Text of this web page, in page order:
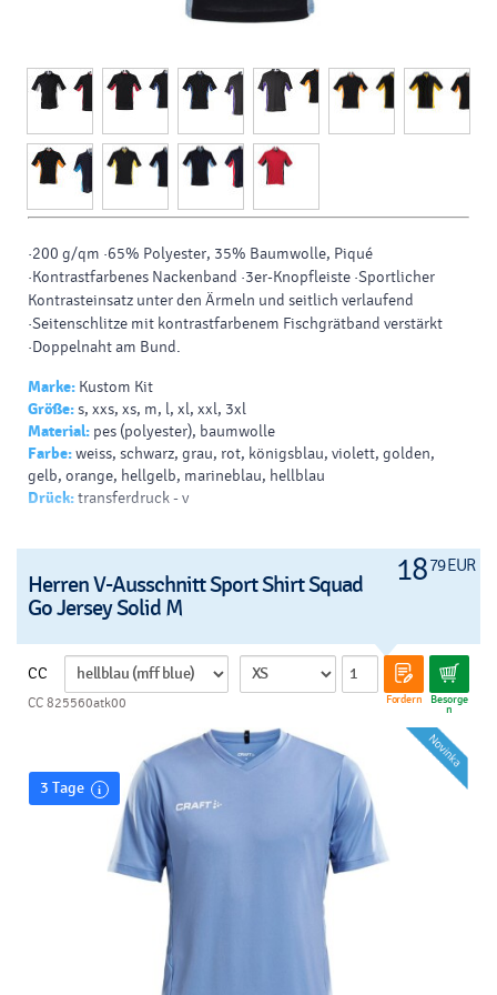
·200 g/qm ·65% Polyester, 35% Baumwolle, Piqué
·Kontrastfarbenes Nackenband ·3er-Knopfleiste ·Sportlicher
Kontrasteinsatz unter den Ärmeln und seitlich verlaufend
·Seitenschlitze mit kontrastfarbenem Fischgrätband verstärkt
·Doppelnaht am Bund.
Marke: Kustom Kit
Größe:s, xxs, xs, m, l, xl, xxl, 3xl
Material: pes (polyester), baumwolle
Farbe:weiss, schwarz, grau, rot, königsblau, violett, golden,
gelb, orange, hellgelb, marineblau, hellblau
Drück:transferdruck - v
1879 EUR
Herren V-Ausschnitt Sport Shirt Squad
Go Jersey Solid M
CC
Fordern Besorge
n
CC 825560atk00
3 Tage